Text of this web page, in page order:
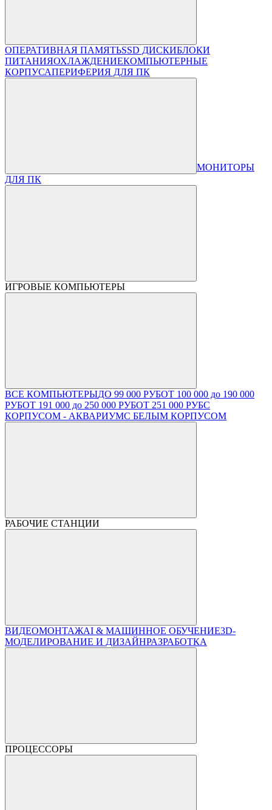
ОПЕРАТИВНАЯ ПАМЯТЬSSD ДИСКИБЛОКИ
ПИТАНИЯОХЛАЖДЕНИЕКОМПЬЮТЕРНЫЕ
КОРПУСАПЕРИФЕРИЯ ДЛЯ ПК
МОНИТОРЫ
ДЛЯ ПК
ИГРОВЫЕ КОМПЬЮТЕРЫ
ВСЕ КОМПЬЮТЕРЫДО 99 000 РУБОТ 100 000 до 190 000
РУБОТ 191 000 до 250 000 РУБОТ 251 000 РУБС
КОРПУСОМ - АКВАРИУМС БЕЛЫМ КОРПУСОМ
РАБОЧИЕ СТАНЦИИ
ВИДЕОМОНТАЖAI & МАШИННОЕ ОБУЧЕНИЕ3D-
МОДЕЛИРОВАНИЕ И ДИЗАЙНРАЗРАБОТКА
ПРОЦЕССОРЫ